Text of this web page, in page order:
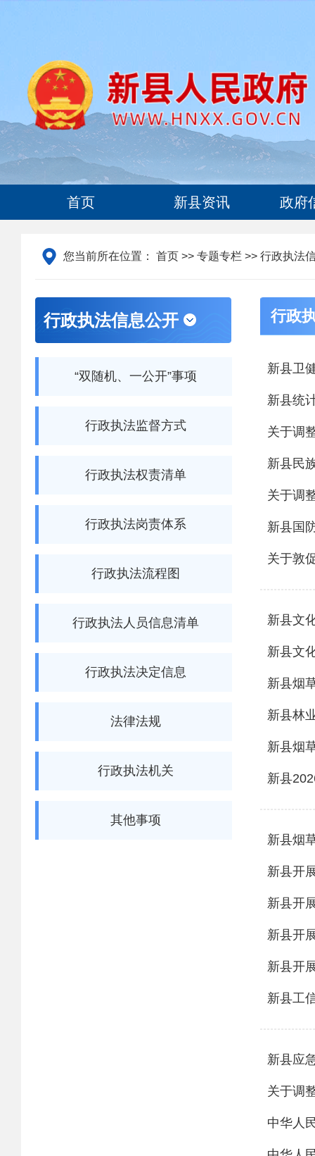
首页 新县资讯 政府
您当前所在位置： 首页 >> 专题专栏 >> 行政执法
行政执法信息公开
“双随机、一公开”事项
行政执法监督方式
行政执法权责清单
行政执法岗责体系
行政执法流程图
行政执法人员信息清单
行政执法决定信息
法律法规
行政执法机关
其他事项
行政
新县卫
新县统
关于调
新县民
关于调
新县国
关于敦
新县文
新县文
新县烟
新县林
新县烟
新县
新县烟
新县开
新县开
新县开
新县开
新县工
新县应
关于调
中华人